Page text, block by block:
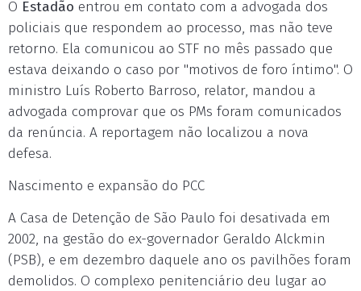
O Estadão entrou em contato com a advogada dos
policiais que respondem ao processo, mas não teve
retorno. Ela comunicou ao STF no mês passado que
estava deixando o caso por "motivos de foro íntimo". O
ministro Luís Roberto Barroso, relator, mandou a
advogada comprovar que os PMs foram comunicados
da renúncia. A reportagem não localizou a nova
defesa.
Nascimento e expansão do PCC
A Casa de Detenção de São Paulo foi desativada em
2002, na gestão do ex-governador Geraldo Alckmin
(PSB), e em dezembro daquele ano os pavilhões foram
demolidos. O complexo penitenciário deu lugar ao